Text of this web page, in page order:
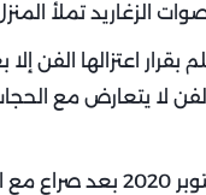
الزغاريد تملأ
بقرار اعتزالها الفن
لا يتعارض مع
ورحل محمود ياسين عن